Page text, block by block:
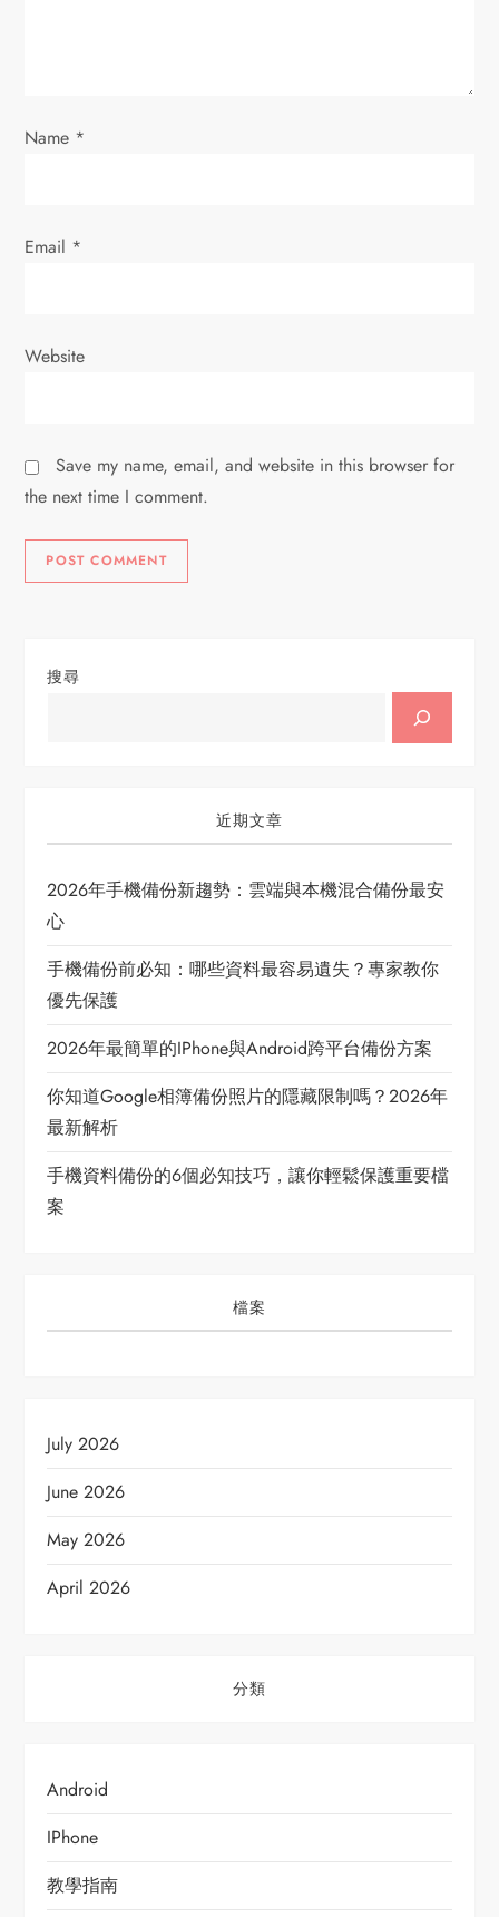
n
Name *
Email *
Website
Save my name, email, and website in this browser for
the next time I comment.
搜尋
近期文章
2026年手機備份新趨勢：雲端與本機混合備份最安
心
手機備份前必知：哪些資料最容易遺失？專家教你
優先保護
2026年最簡單的iPhone與Android跨平台備份方案
你知道Google相簿備份照片的隱藏限制嗎？2026年
最新解析
手機資料備份的6個必知技巧，讓你輕鬆保護重要檔
案
檔案
July 2026
June 2026
May 2026
April 2026
分類
Android
IPhone
教學指南